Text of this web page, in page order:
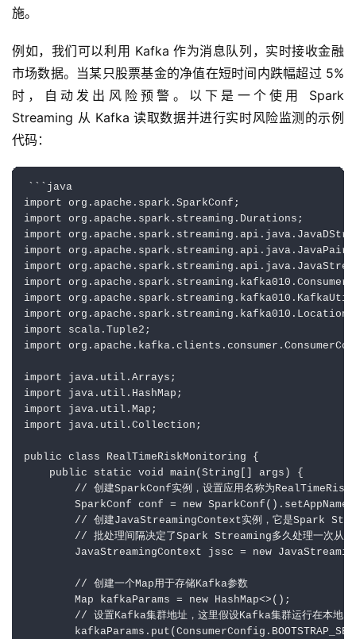
施。
例如，我们可以利用 Kafka 作为消息队列，实时接收金融
市场数据。当某只股票基金的净值在短时间内跌幅超过 5%
时，自动发出风险预警。以下是一个使用 Spark
Streaming 从 Kafka 读取数据并进行实时风险监测的示例
代码：
```java
import org.apache.spark.SparkConf;
import org.apache.spark.streaming.Durations;
import
import
import
import
import
import
import scala.Tuple2;
import
import java.util.Arrays;
import java.util.HashMap;
import java.util.Map;
import java.util.Collection;
public class RealTimeRiskMonitoring {
    public static void main(String[] args) {
// 创建SparkConf实例，设置应用名称为
SparkConf conf = new
// 创建JavaStreamingContext实例，它是Spark
// 批处理间隔决定了Spark Streaming多久处理一次从
JavaStreamingContext jssc = new
        // 创建一个Map用于存储Kafka参数
        Map kafkaParams = new HashMap<>();
// 设置Kafka集群地址，这里假设Kafka集群运行在本地